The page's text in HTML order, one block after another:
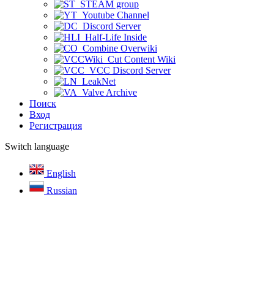
STEAM group
Youtube Channel
Discord Server
Half-Life Inside
Combine Overwiki
Cut Content Wiki
VCC Discord Server
LeakNet
Valve Archive
Поиск
Вход
Регистрация
Switch language
English
Russian